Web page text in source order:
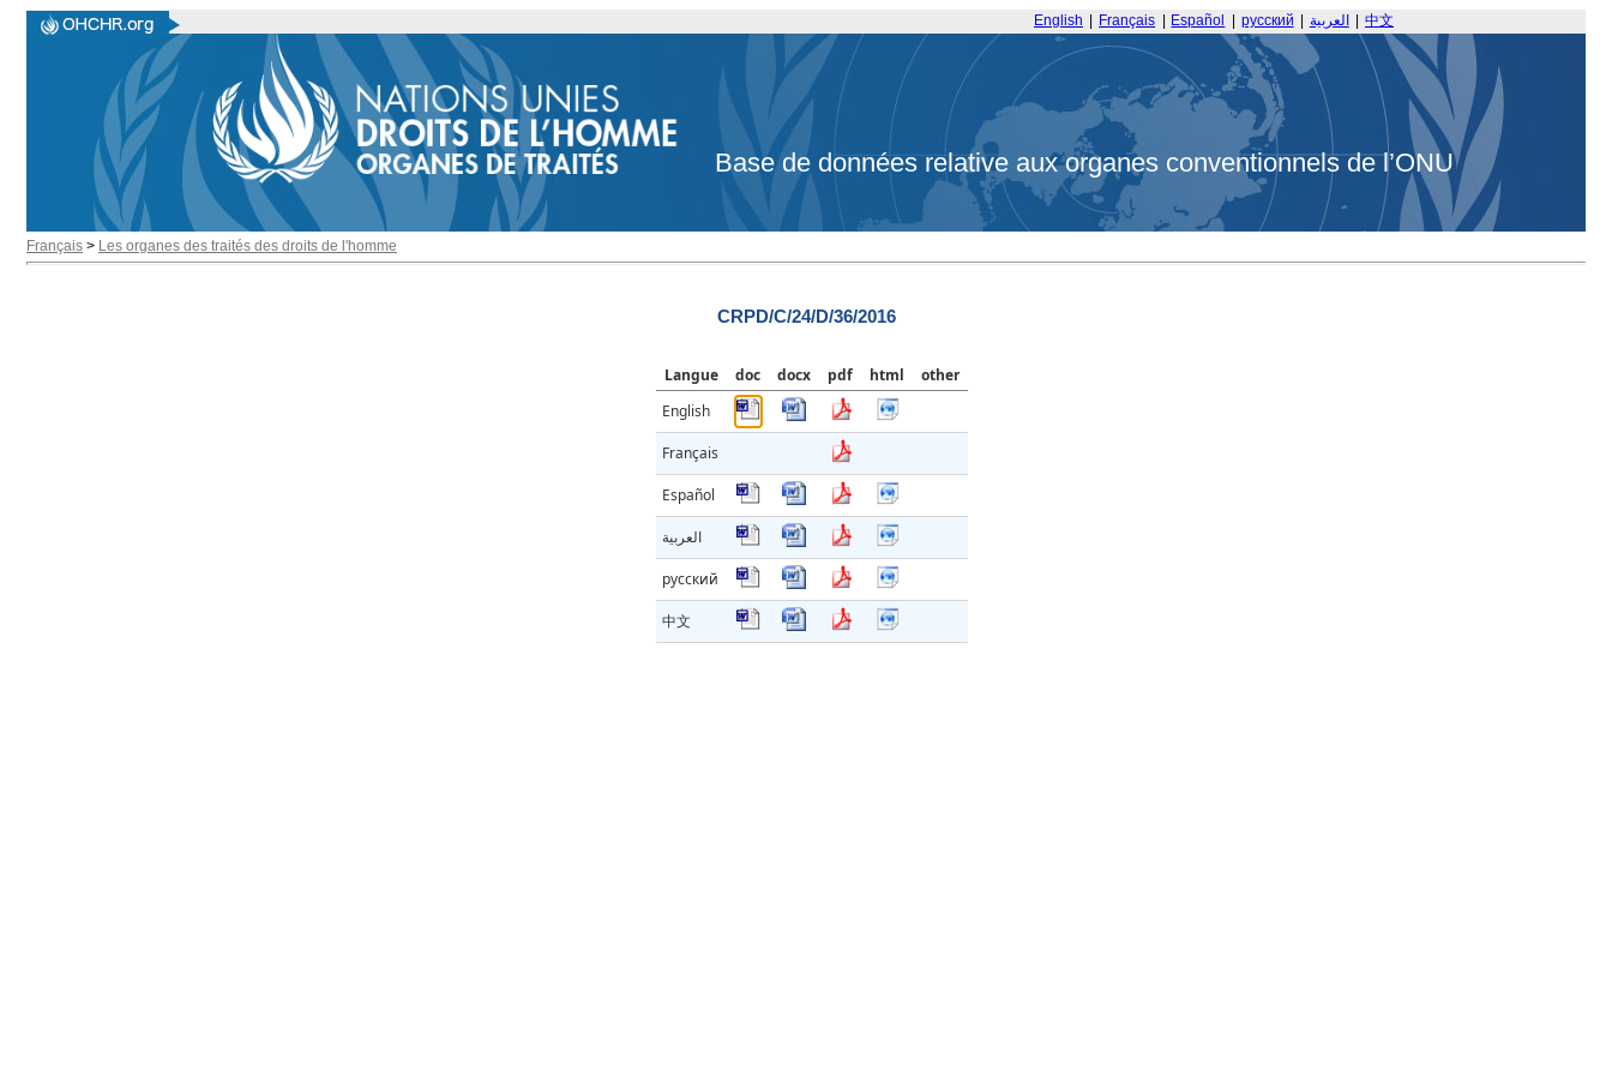
English Français Español русский العربية 中文
Base de données relative aux organes conventionnels de l’ONU
Français > Les organes des traités des droits de l'homme
CRPD/C/24/D/36/2016
Langue doc docx pdf html
other
English
Français
Español
العربية
русский
中文